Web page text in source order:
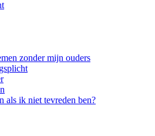
zonder mijn ouders
als ik niet tevreden ben?